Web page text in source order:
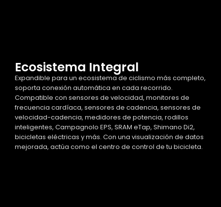
Ecosistema Integral
Expandible para un ecosistema de ciclismo más completo,
soporta conexión automática en cada recorrido.
Compatible con sensores de velocidad, monitores de
frecuencia cardíaca, sensores de cadencia, sensores de
velocidad-cadencia, medidores de potencia, rodillos
inteligentes, Campagnolo EPS, SRAM eTap, Shimano Di2,
bicicletas eléctricas y más. Con una visualización de datos
mejorada, actúa como el centro de control de tu bicicleta.